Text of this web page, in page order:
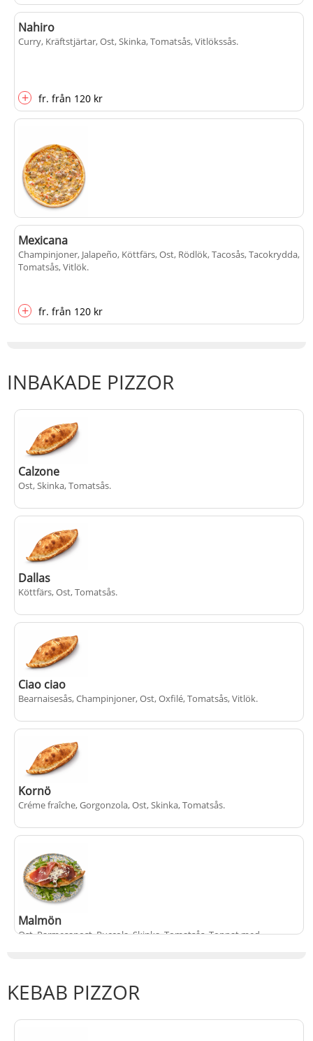
Nahiro
Curry, Kräftstjärtar, Ost, Skinka, Tomatsås, Vitlökssås.
+ fr. från 120 kr
Lysekil special
Crabfish, Kräftstjärtar, Musslor, Ost, Räkor, Tomatsås, Tonfisk, Vitlök
+ fr. från 120 kr
Mexicana
Champinjoner, Jalapeño, Köttfärs, Ost, Rödlök, Tacosås, Tacokrydda,
Tomatsås, Vitlök.
+ fr. från 120 kr
INBAKADE PIZZOR
Calzone
Ost, Skinka, Tomatsås.
115 kr
Dallas
Köttfärs, Ost, Tomatsås.
115 kr
Ciao ciao
Bearnaisesås, Champinjoner, Ost, Oxfilé, Tomatsås, Vitlök.
145 kr
Kornö
Créme fraîche, Gorgonzola, Ost, Skinka, Tomatsås.
+ 130 kr
Malmön
Ost, Parmesanost, Ruccola, Skinka, Tomatsås. Toppat med
+ 150 kr
KEBAB PIZZOR